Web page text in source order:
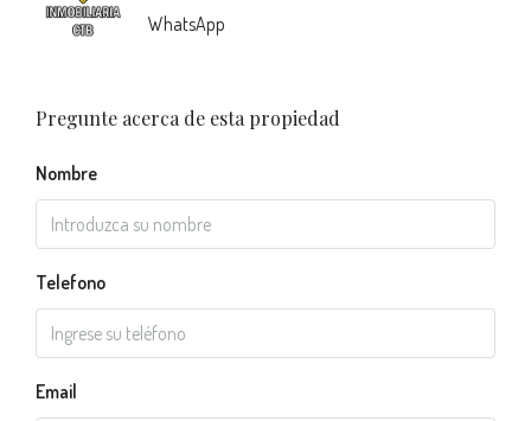
WhatsApp
Pregunte acerca de esta propiedad
Nombre
Telefono
Email